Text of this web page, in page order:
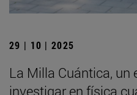
29 | 10 | 2025
La Milla Cuántica, un
investigar en física